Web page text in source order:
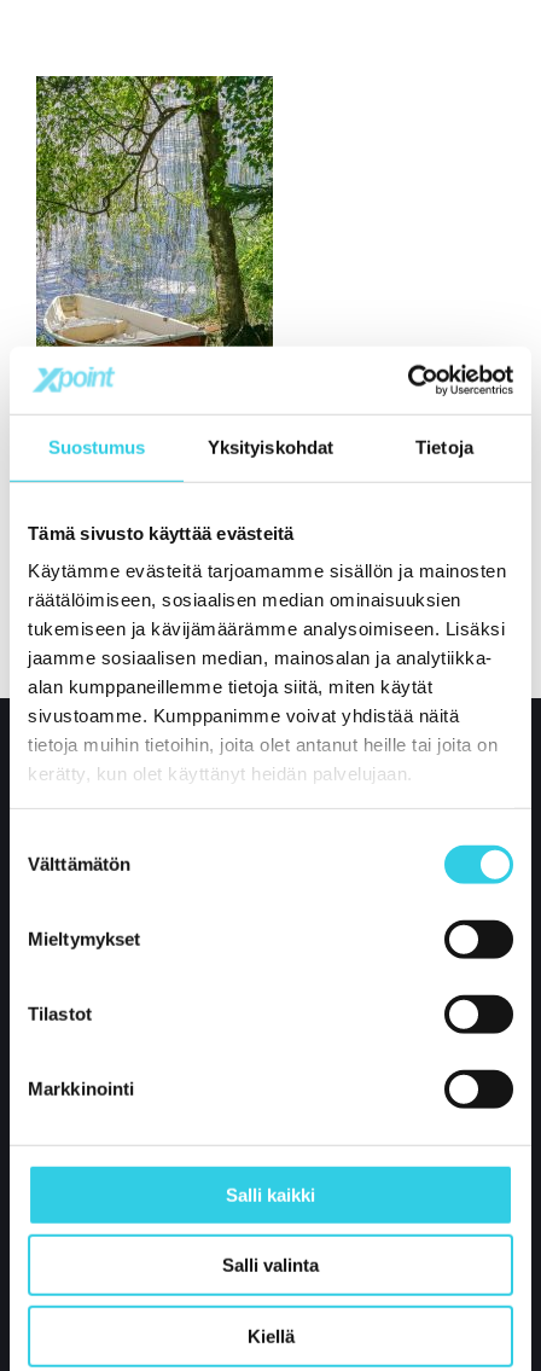
Suostumus Yksityiskohdat Tietoja
Tämä sivusto käyttää evästeitä
Käytämme evästeitä tarjoamamme sisällön ja mainosten
räätälöimiseen, sosiaalisen median ominaisuuksien
tukemiseen ja kävijämäärämme analysoimiseen. Lisäksi
jaamme sosiaalisen median, mainosalan ja analytiikka-
alan kumppaneillemme tietoja siitä, miten käytät
sivustoamme. Kumppanimme voivat yhdistää näitä
tietoja muihin tietoihin, joita olet antanut heille tai joita on
kerätty, kun olet käyttänyt heidän palvelujaan.
valinta
Välttämätön
Mieltymykset
Tilastot
Markkinointi
Salli kaikki
Salli valinta
Kiellä
p.+358 400 421 600